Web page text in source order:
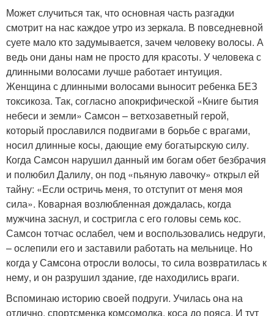
Может случиться так, что основная часть разгадки
смотрит на нас каждое утро из зеркала. В повседневной
суете мало кто задумывается, зачем человеку волосы. А
ведь они даны нам не просто для красоты. У человека с
длинными волосами лучше работает интуиция.
Женщина с длинными волосами выносит ребенка БЕЗ
токсикоза. Так, согласно апокрифической «Книге бытия
небеси и земли» Самсон – ветхозаветный герой,
который прославился подвигами в борьбе с врагами,
носил длинные косы, дающие ему богатырскую силу.
Когда Самсон нарушил данный им богам обет безбрачия
и полюбил Далилу, он под «пьяную лавочку» открыл ей
тайну: «Если остричь меня, то отступит от меня моя
сила». Коварная возлюбленная дождалась, когда
мужчина заснул, и состригла с его головы семь кос.
Самсон тотчас ослабел, чем и воспользовались недруги,
– ослепили его и заставили работать на мельнице. Но
когда у Самсона отросли волосы, то сила возвратилась к
нему, и он разрушил здание, где находились враги.
Вспоминаю историю своей подруги. Училась она на
отлично, спортсменка комсомолка, коса до пояса. И тут